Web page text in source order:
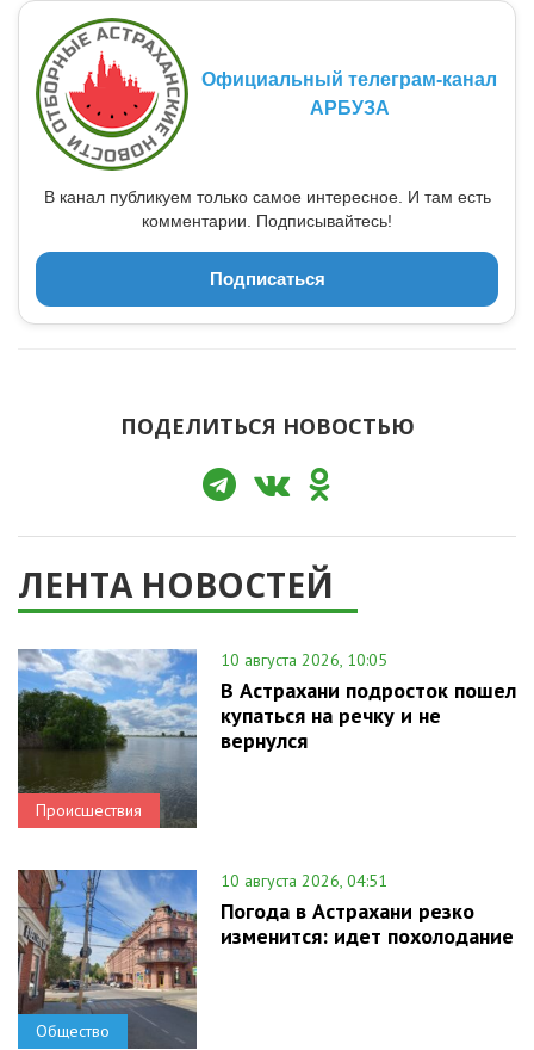
Официальный телеграм-канал
АРБУЗА
В канал публикуем только самое интересное. И там есть
комментарии. Подписывайтесь!
Подписаться
ПОДЕЛИТЬСЯ НОВОСТЬЮ
ЛЕНТА НОВОСТЕЙ
Происшествия
10 августа 2026, 10:05
В Астрахани подросток пошел
купаться на речку и не
вернулся
Общество
10 августа 2026, 04:51
Погода в Астрахани резко
изменится: идет похолодание